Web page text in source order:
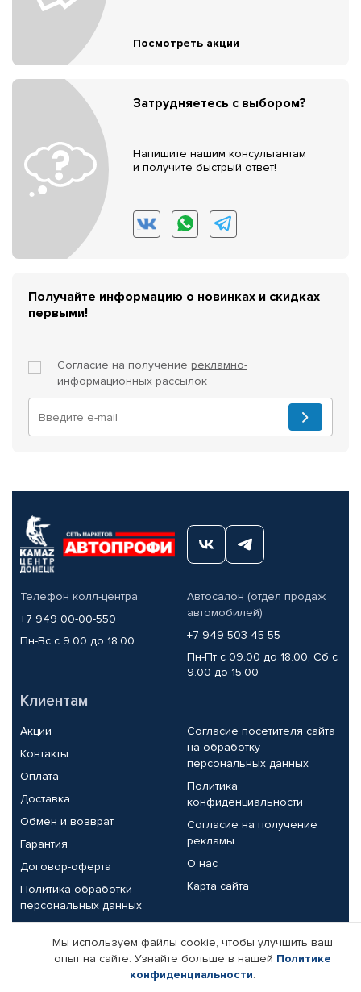
Посмотреть акции
Затрудняетесь с выбором?
Напишите нашим консультантам
и получите быстрый ответ!
Получайте информацию о новинках и скидках
первыми!
Согласие на получение рекламно-
информационных рассылок
Телефон колл-центра
+7 949 00-00-550
Пн-Вс с 9.00 до 18.00
Автосалон (отдел продаж
автомобилей)
+7 949 503-45-55
Пн-Пт с 09.00 до 18.00, Сб с
9.00 до 15.00
Клиентам
Акции
Контакты
Оплата
Доставка
Обмен и возврат
Гарантия
Договор-оферта
Политика обработки
персональных данных
Согласие посетителя сайта
на обработку
персональных данных
Политика
конфиденциальности
Согласие на получение
рекламы
О нас
Карта сайта
Партнерам
Корпоративным клиентам
Реквизиты компании
Мы используем файлы cookie, чтобы улучшить ваш
опыт на сайте. Узнайте больше в нашей Политике
конфиденциальности.